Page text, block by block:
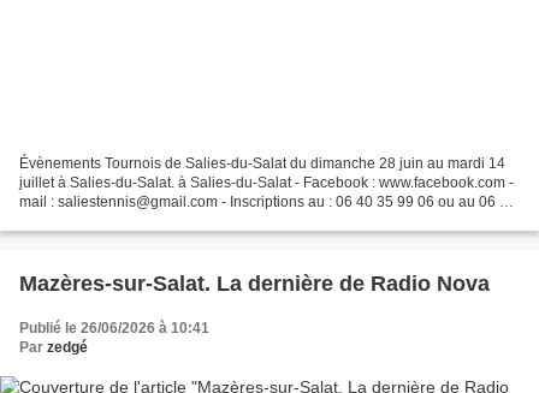
Évènements Tournois de Salies-du-Salat du dimanche 28 juin au mardi 14
juillet à Salies-du-Salat. à Salies-du-Salat - Facebook : www.facebook.com -
mail : saliestennis@gmail.com - Inscriptions au : 06 40 35 99 06 ou au 06 12
Mazères-sur-Salat. La dernière de Radio Nova
Publié le 26/06/2026 à 10:41
Par zedgé